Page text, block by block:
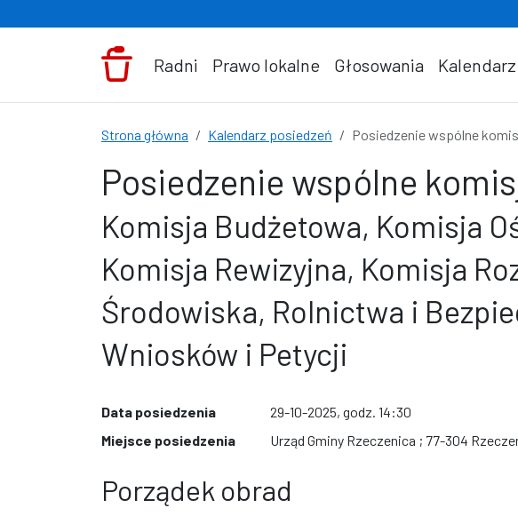
Radni Prawo lokalne Głosowania Kalendarz
Strona główna Kalendarz posiedzeń Posiedzenie wspólne
Posiedzenie wspólne
Komisja Budżetowa, Komisja
Komisja Rewizyjna, Komisja
Środowiska, Rolnictwa i
Wniosków i Petycji
Data posiedzenia
29-10-2025, godz. 14:30
Miejsce posiedzenia
Urząd Gminy Rzeczenica ; 77-304
Porządek obrad